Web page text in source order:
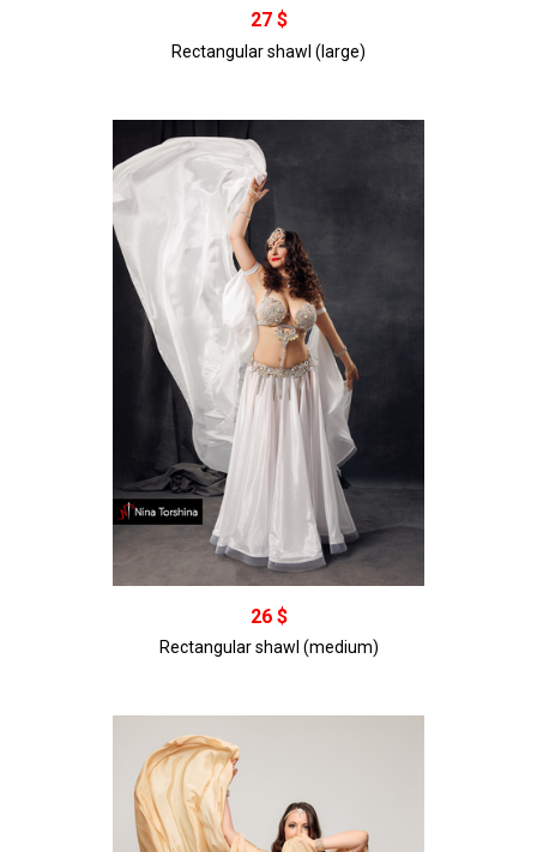
В корзину
27 $
Rectangular shawl (large)
В корзину
26 $
Rectangular shawl (medium)